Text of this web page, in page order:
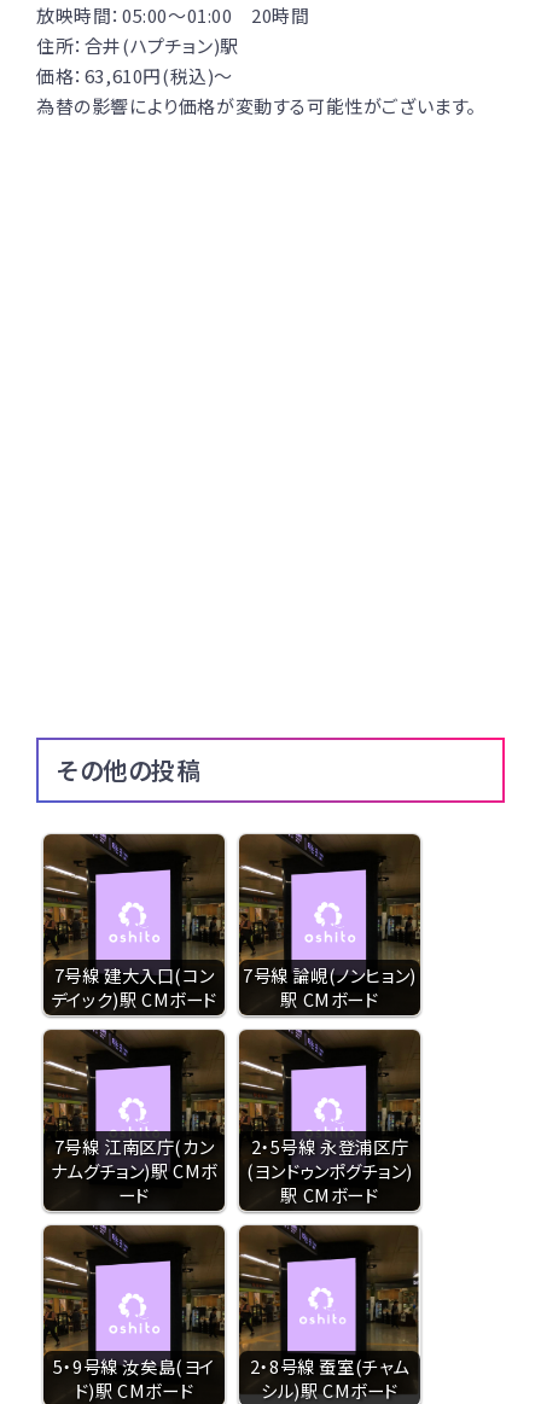
放映時間：05:00〜01:00 20時間
住所：合井(ハプチョン)駅
価格：63,610円(税込)〜
為替の影響により価格が変動する可能性がございます。
その他の投稿
7号線 建大入口(コン
デイック)駅 CMボード
7号線 論峴(ノンヒョン)
駅 CMボード
7号線 江南区庁(カン
ナムグチョン)駅 CMボ
ード
2・5号線 永登浦区庁
(ヨンドゥンポグチョン)
駅 CMボード
5・9号線 汝矣島(ヨイ
ド)駅 CMボード
2・8号線 蚕室(チャム
シル)駅 CMボード